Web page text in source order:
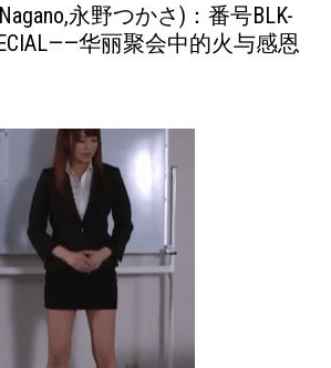
永野つかさ)：番号BLK-
华丽聚会中的火与感恩